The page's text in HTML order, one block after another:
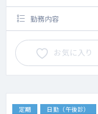
勤務内容
お気に入り
定期 日勤（午後診）